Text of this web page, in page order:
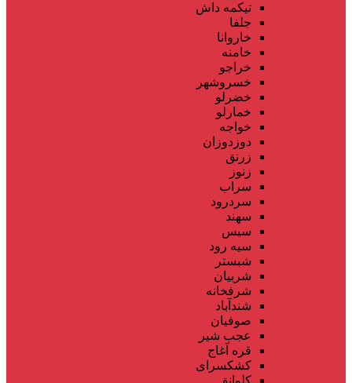
تیکمه داش
جلفا
خاروانا
خامنه
خراجو
خسروشهر
خضرلو
خمارلو
خواجه
دوزدوزان
زرنق
زنوز
سراب
سردرود
سهند
سیس
سیه رود
شبستر
شربیان
شرفخانه
شندآباد
صوفیان
عجب شیر
قره آغاج
کشکسرای
کلوانق